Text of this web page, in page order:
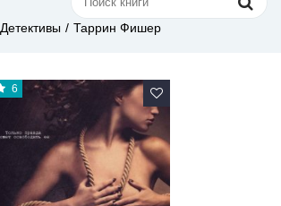
Детективы Таррин Фишер
6